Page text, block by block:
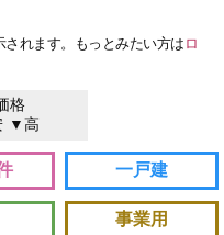
れます。もっとみたい方は ロ
格
▼高
一戸建
事業用